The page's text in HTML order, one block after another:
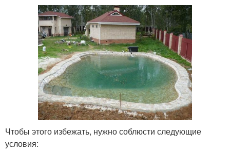
Чтобы этого избежать, нужно соблюсти следующие
условия: